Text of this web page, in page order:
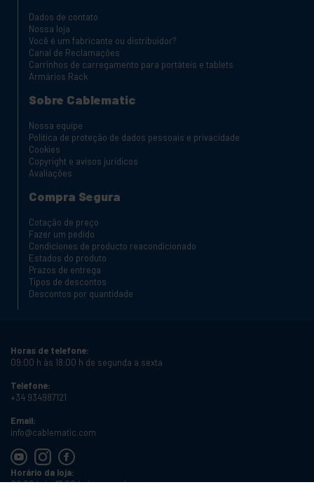
Dados de contato
Nossa loja
Você é um fabricante ou distribuidor?
Canal de Reclamações
Carrinhos de carregamento para portáteis e tablets
Armários Rack
Sobre Cablematic
Nossa equipe
Política de proteção de dados pessoais e privacidade
Cookies
Copyright e avisos jurídicos
Avaliações
Compra Segura
Cotação de preço
Fazer um pedido
Condiciones de producto reacondicionado
Estados do produto
Prazos de entrega
Tipos de descontos
Descontos por quantidade
Horas de telefone:
09:00 h às 18:00 h de segunda a sexta
Telefone:
+34 934987121
Email:
info@cablematic.com
Horário da loja:
08:00 h às 17:00 h de segunda a sexta